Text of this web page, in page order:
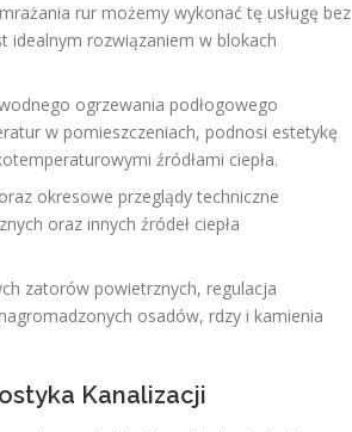
rur możemy wykonać tę usługę bez
idealnym rozwiązaniem w blokach
ogrzewania podłogowego
w pomieszczeniach, podnosi estetykę
źródłami ciepła.
okresowe przeglądy techniczne
oraz innych źródeł ciepła
zatorów powietrznych, regulacja
osadów, rdzy i kamienia
Kanalizacji